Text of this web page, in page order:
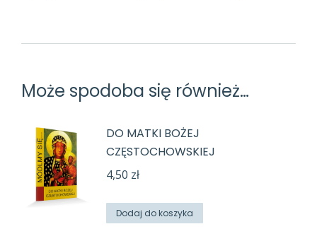
Może spodoba się również…
DO MATKI BOŻEJ
CZĘSTOCHOWSKIEJ
4,50 zł
Dodaj do koszyka